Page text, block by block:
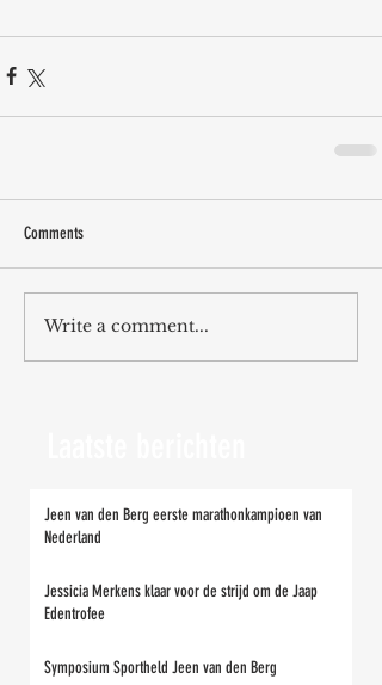
Comments
Write a comment...
Jeen van den Berg eerste marathonkampioen van
Nederland
Jessicia Merkens klaar voor de strijd om de Jaap
Edentrofee
Symposium Sportheld Jeen van den Berg